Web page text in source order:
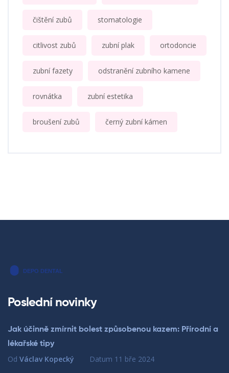
čištění zubů stomatologie
citlivost zubů zubní plak ortodoncie
zubní fazety odstranění zubního kamene
rovnátka zubní estetika
broušení zubů černý zubní kámen
Poslední novinky
Jak účinně zmírnit bolest způsobenou kazem: Přírodní a
lékařské tipy
Od Václav Kopecký Datum 11 bře 2024